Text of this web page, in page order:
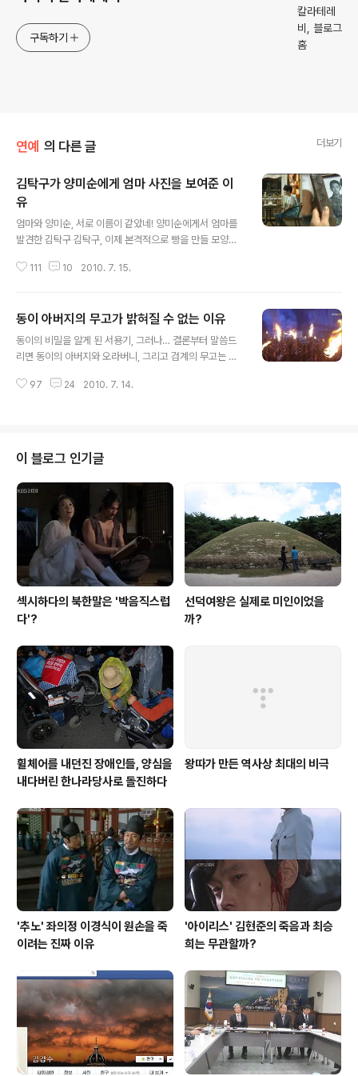
구독하기
연예 의 다른 글 더보기
김탁구가 양미순에게 엄마 사진을 보여준 이
유
엄마와 양미순, 서로 이름이 같았네! 양미순에게서 엄마를
발견한 김탁구 김탁구, 이제 본격적으로 빵을 만들 모양이
아무것도 들어 있지 않았습니다. 그런데 이제부터는 빵만
한 사람이 구마준? 아이러니하게도 탁구를 계몽시킨 사람
은 탁구와는 필연적으로 원수 같은 경쟁자가 될 수밖에 없
는 운명을 타고난 구마준이었습니다. 구마준이 갑자기 왜
러분은 그 이유를 알고 있습니다. 구마준의 열등감 때문입
111 10 2010. 7. 15.
동이 아버지의 무고가 밝혀질 수 없는 이유
동이의 비밀을 알게 된 서용기, 그러나… 결론부터 말씀드
리면 동이의 아버지와 오라버니, 그리고 검계의 무고는 공
는 조선의 근간을 흔드는 혁명조직이기 때문입니다. 요즘
떤 시대보다 법도를 중히 여기는 나라가 조선입니다. 혼례
식에 착용하는 복장에 대해서까지도 규정을 해놓았다고 하
니 가히 법의 위상이 어느 정도였을지 짐작이 갑니다. 왕조
차도 이 법도 앞에서는 힘을 쓰지 못합니다. 내명부의 일은
왕후의 소관이므로 임금이 관여해서는 안 된다는 것도 법
도였습니다. 좌상이며 남인의 영수인 오태석이 ..
97 24 2010. 7. 14.
이 블로그 인기글
섹시하다의 북한말은 '박음직스럽
다'?
선덕여왕은 실제로 미인이었을
까?
휠체어를 내던진 장애인들, 양심을
내다버린 한나라당사로 돌진하다
왕따가 만든 역사상 최대의 비극
'추노' 좌의정 이경식이 원손을 죽
이려는 진짜 이유
'아이리스' 김현준의 죽음과 최승
희는 무관할까?